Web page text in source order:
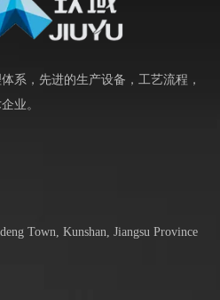
系，先进的生产设备，工艺流程，
业。
Town, Kunshan, Jiangsu Province